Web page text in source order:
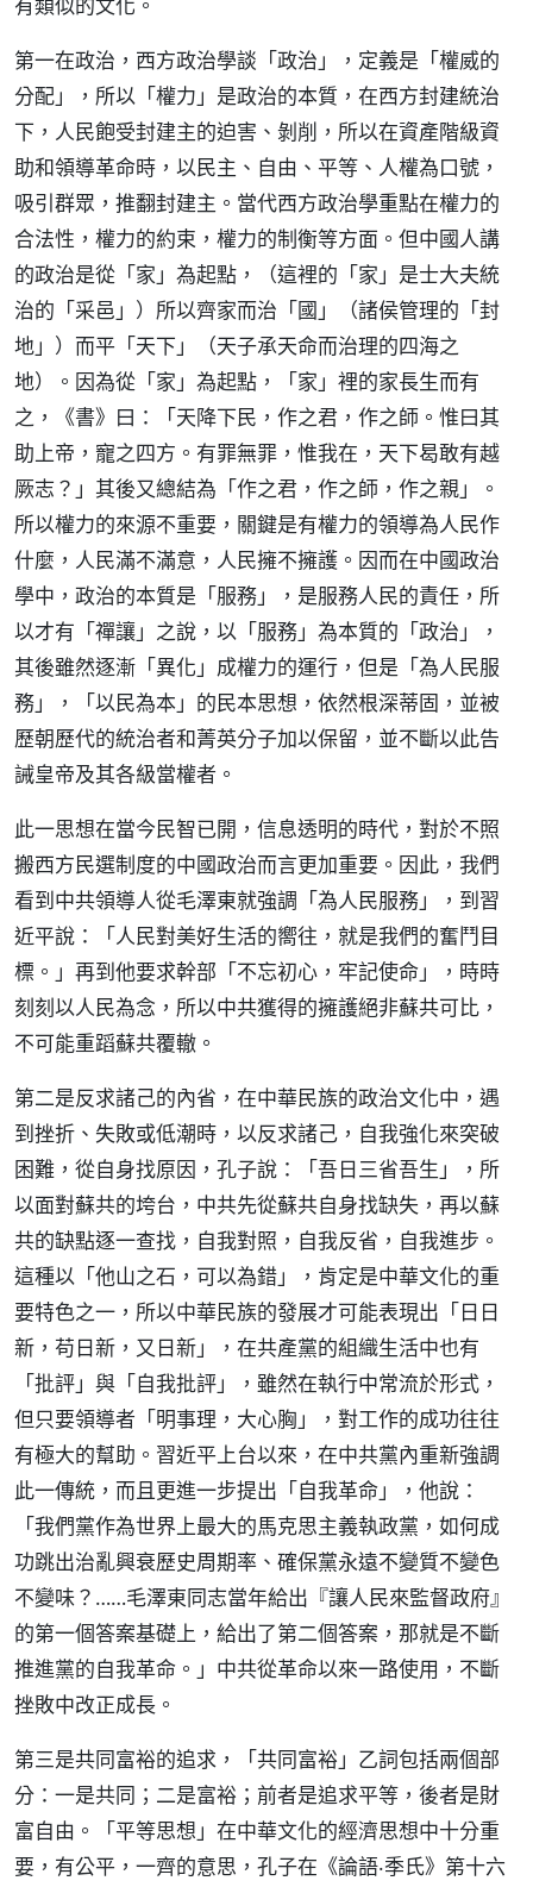
第一在政治，西方政治學談「政治」，定義是「權威的
分配」，所以「權力」是政治的本質，在西方封建統治
下，人民飽受封建主的迫害、剝削，所以在資產階級資
助和領導革命時，以民主、自由、平等、人權為口號，
吸引群眾，推翻封建主。當代西方政治學重點在權力的
合法性，權力的約束，權力的制衡等方面。但中國人講
的政治是從「家」為起點，（這裡的「家」是士大夫統
治的「采邑」）所以齊家而治「國」（諸侯管理的「封
地」）而平「天下」（天子承天命而治理的四海之
地）。因為從「家」為起點，「家」裡的家長生而有
之，《書》曰：「天降下民，作之君，作之師。惟曰其
助上帝，寵之四方。有罪無罪，惟我在，天下曷敢有越
厥志？」其後又總結為「作之君，作之師，作之親」。
所以權力的來源不重要，關鍵是有權力的領導為人民作
什麼，人民滿不滿意，人民擁不擁護。因而在中國政治
學中，政治的本質是「服務」，是服務人民的責任，所
以才有「禪讓」之說，以「服務」為本質的「政治」，
其後雖然逐漸「異化」成權力的運行，但是「為人民服
務」，「以民為本」的民本思想，依然根深蒂固，並被
歷朝歷代的統治者和菁英分子加以保留，並不斷以此告
誡皇帝及其各級當權者。
此一思想在當今民智已開，信息透明的時代，對於不照
搬西方民選制度的中國政治而言更加重要。因此，我們
看到中共領導人從毛澤東就強調「為人民服務」，到習
近平說：「人民對美好生活的嚮往，就是我們的奮鬥目
標。」再到他要求幹部「不忘初心，牢記使命」，時時
刻刻以人民為念，所以中共獲得的擁護絕非蘇共可比，
不可能重蹈蘇共覆轍。
第二是反求諸己的內省，在中華民族的政治文化中，遇
到挫折、失敗或低潮時，以反求諸己，自我強化來突破
困難，從自身找原因，孔子說：「吾日三省吾生」，所
以面對蘇共的垮台，中共先從蘇共自身找缺失，再以蘇
共的缺點逐一查找，自我對照，自我反省，自我進步。
這種以「他山之石，可以為錯」，肯定是中華文化的重
要特色之一，所以中華民族的發展才可能表現出「日日
新，苟日新，又日新」，在共產黨的組織生活中也有
「批評」與「自我批評」，雖然在執行中常流於形式，
但只要領導者「明事理，大心胸」，對工作的成功往往
有極大的幫助。習近平上台以來，在中共黨內重新強調
此一傳統，而且更進一步提出「自我革命」，他說：
「我們黨作為世界上最大的馬克思主義執政黨，如何成
功跳出治亂興衰歷史周期率、確保黨永遠不變質不變色
不變味？……毛澤東同志當年給出『讓人民來監督政府』
的第一個答案基礎上，給出了第二個答案，那就是不斷
推進黨的自我革命。」中共從革命以來一路使用，不斷
挫敗中改正成長。
第三是共同富裕的追求，「共同富裕」乙詞包括兩個部
分：一是共同；二是富裕；前者是追求平等，後者是財
富自由。「平等思想」在中華文化的經濟思想中十分重
要，有公平，一齊的意思，孔子在《論語‧季氏》第十六